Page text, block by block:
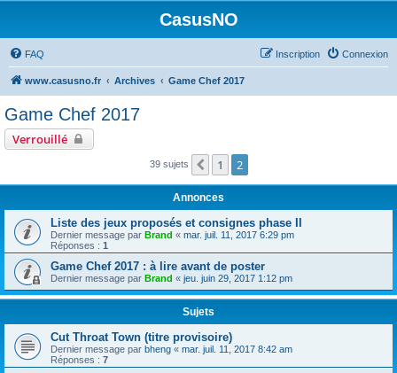
CasusNO
FAQ Connexion
Inscription
www.casusno.fr Archives Game Chef 2017
Game Chef 2017
Verrouillé
39 sujets Précédent
1 2
Annonces
Liste des jeux proposés et consignes phase II
Dernier message par Brand « mar. juil. 11, 2017 6:29 pm
Réponses : 1
Game Chef 2017 : à lire avant de poster
Dernier message par Brand « jeu. juin 29, 2017 1:12 pm
Sujets
Cut Throat Town (titre provisoire)
Dernier message par bheng « mar. juil. 11, 2017 8:42 am
Réponses : 7